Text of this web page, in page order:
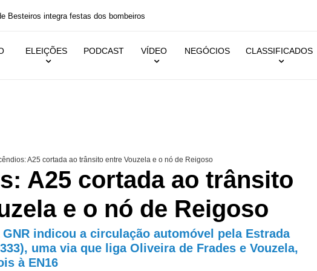
integra festas dos bombeiros
ELEIÇÕES PODCAST VÍDEO NEGÓCIOS CLASSIFICADOS
A25 cortada ao trânsito entre Vouzela e o nó de Reigoso
A25 cortada ao trânsito
e o nó de Reigoso
indicou a circulação automóvel pela Estrada
uma via que liga Oliveira de Frades e Vouzela,
à EN16